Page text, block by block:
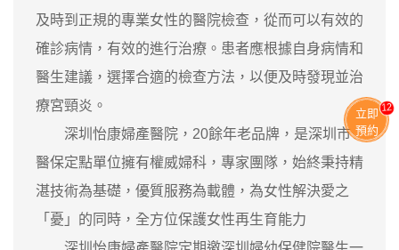
及時到正規的專業女性的醫院檢查，從而可以有效的
確診病情，有效的進行治療。患者應根據自身病情和
醫生建議，選擇合適的檢查方法，以便及時發現並治
療宮頸炎。
深圳怡康婦產醫院，20餘年老品牌，是深圳市
醫保定點單位擁有權威婦科，專家團隊，始終秉持精
湛技術為基礎，優質服務為載體，為女性解決愛之
「憂」的同時，全方位保護女性再生育能力
立即
預約
11